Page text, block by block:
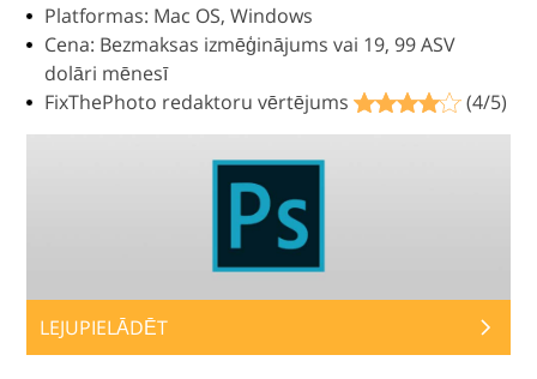
Platformas: Mac OS, Windows
Cena: Bezmaksas izmēģinājums vai 19, 99 ASV
dolāri mēnesī
FixThePhoto redaktoru vērtējums
(4/5)
LEJUPIELĀDĒT